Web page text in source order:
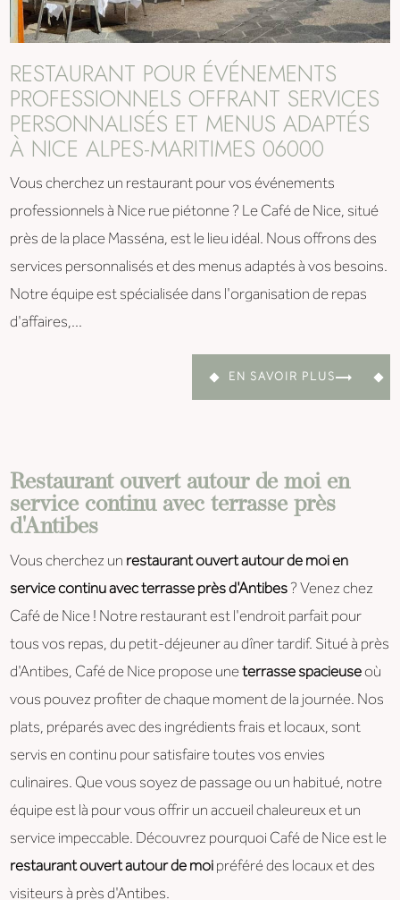
RESTAURANT POUR ÉVÉNEMENTS
PROFESSIONNELS OFFRANT SERVICES
PERSONNALISÉS ET MENUS ADAPTÉS
À NICE ALPES-MARITIMES 06000
Vous cherchez un restaurant pour vos événements
professionnels à Nice rue piétonne ? Le Café de Nice, situé
près de la place Masséna, est le lieu idéal. Nous offrons des
services personnalisés et des menus adaptés à vos besoins.
Notre équipe est spécialisée dans l'organisation de repas
d'affaires,...
EN SAVOIR PLUS
Restaurant ouvert autour de moi en
service continu avec terrasse près
d'Antibes
Vous cherchez unrestaurant ouvert autour de moi en
service continu avec terrasse près d'Antibes? Venez chez
Café de Nice ! Notre restaurant est l'endroit parfait pour
tous vos repas, du petit-déjeuner au dîner tardif. Situé à près
d'Antibes, Café de Nice propose uneterrasse spacieuseoù
vous pouvez profiter de chaque moment de la journée. Nos
plats, préparés avec des ingrédients frais et locaux, sont
servis en continu pour satisfaire toutes vos envies
culinaires. Que vous soyez de passage ou un habitué, notre
équipe est là pour vous offrir un accueil chaleureux et un
service impeccable. Découvrez pourquoi Café de Nice est le
restaurant ouvert autour de moipréféré des locaux et des
visiteurs à près d'Antibes.